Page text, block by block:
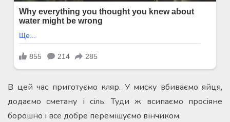
В цей час приготуємо кляр. У миску вбиваємо яйця,
додаємо сметану і сіль. Туди ж всипаємо просіяне
борошно і все добре перемішуємо вінчиком.